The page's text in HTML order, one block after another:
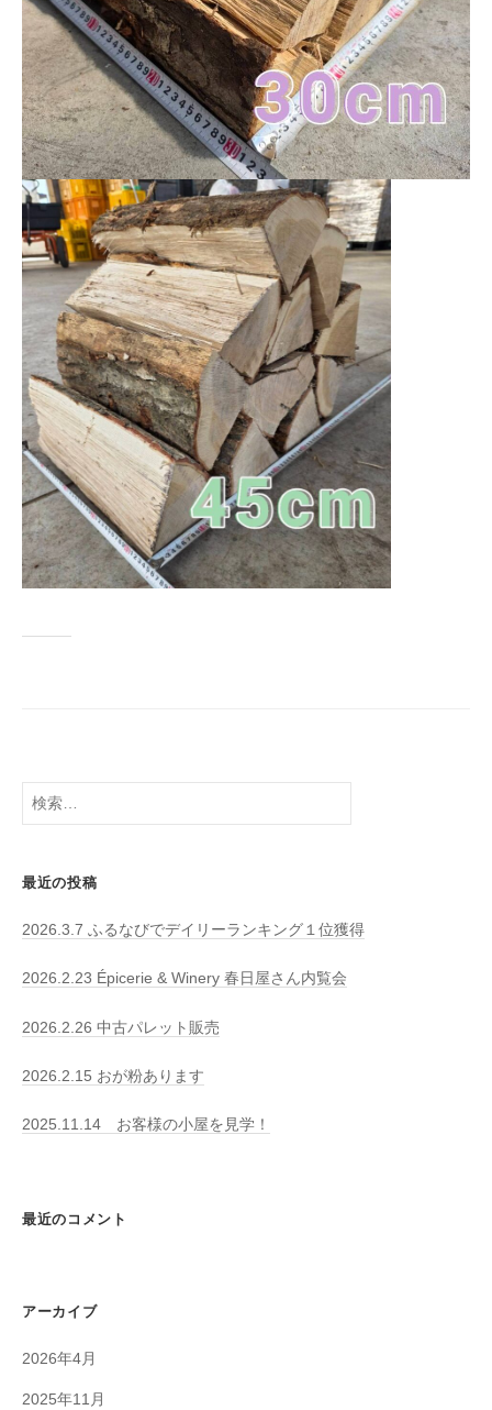
検
最近の投稿
2026.3.7 ふるなびでデイリーランキング１位獲得
2026.2.23 Épicerie & Winery 春日屋さん内覧会
2026.2.26 中古パレット販売
2026.2.15 おが粉あります
2025.11.14 お客様の小屋を見学！
最近のコメント
アーカイブ
2026年4月
2025年11月